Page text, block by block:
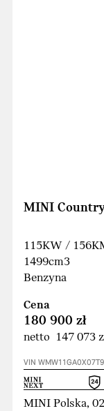
MINI
115KW /
1499cm3
Benzyna
Cena
180 900 zł
netto 147 073
VIN
MINI Polska,